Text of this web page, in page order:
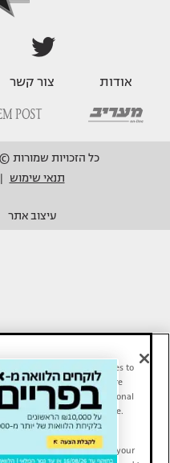
אודות צור קשר
כל הזכויות שמורות © 2014 מעריב און ליין בע"מ.
תנאי שימוש
עיצוב אתר
online, we use cookies to
our traffic. These tools are
Others are optional
and your online experience.
your use of our site and your